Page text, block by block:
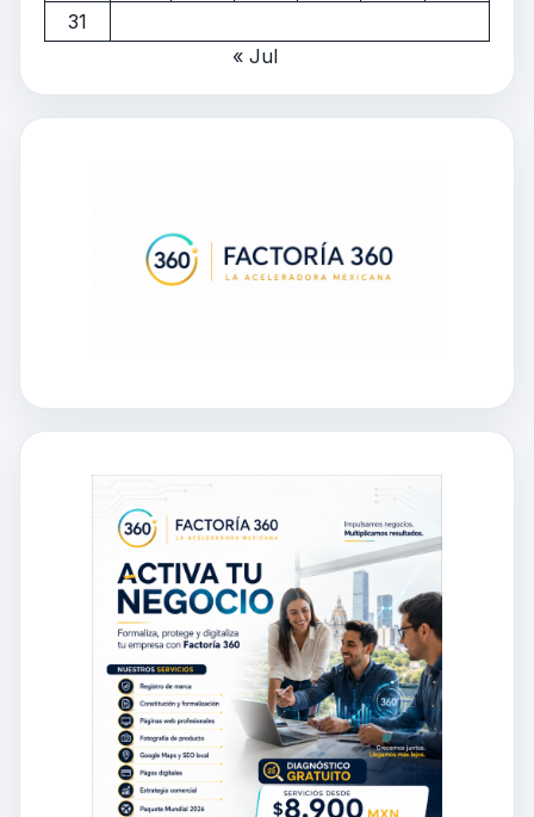
31
« Jul